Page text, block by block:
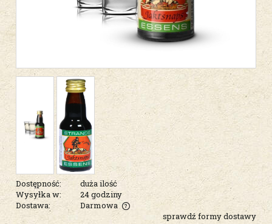
Dostępność:
duża ilość
Wysyłka w:
24 godziny
Dostawa:
Darmowa
Cena nie zawiera ewentualnych kosztów płatności
sprawdź formy dostawy